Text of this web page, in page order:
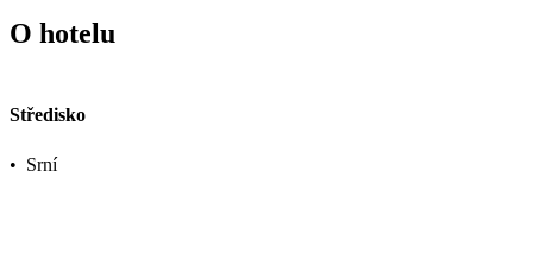
O hotelu
Středisko
• Srní